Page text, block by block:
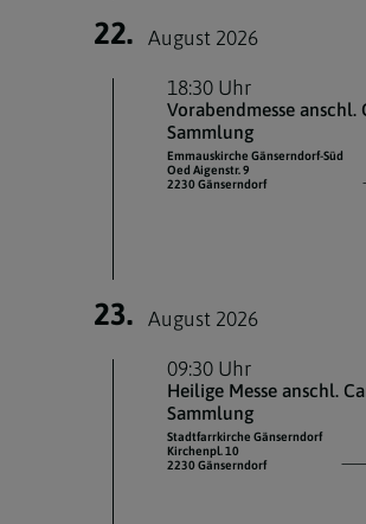
22. August 2026
18:30 Uhr
Vorabendmesse anschl.
Sammlung
Emmauskirche Gänserndorf-Süd
Oed Aigenstr. 9
2230 Gänserndorf
23. August 2026
09:30 Uhr
Heilige Messe anschl.
Sammlung
Stadtfarrkirche Gänserndorf
Kirchenpl. 10
2230 Gänserndorf